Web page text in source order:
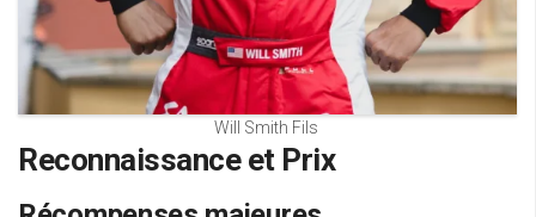
Will Smith Fils
Reconnaissance et Prix